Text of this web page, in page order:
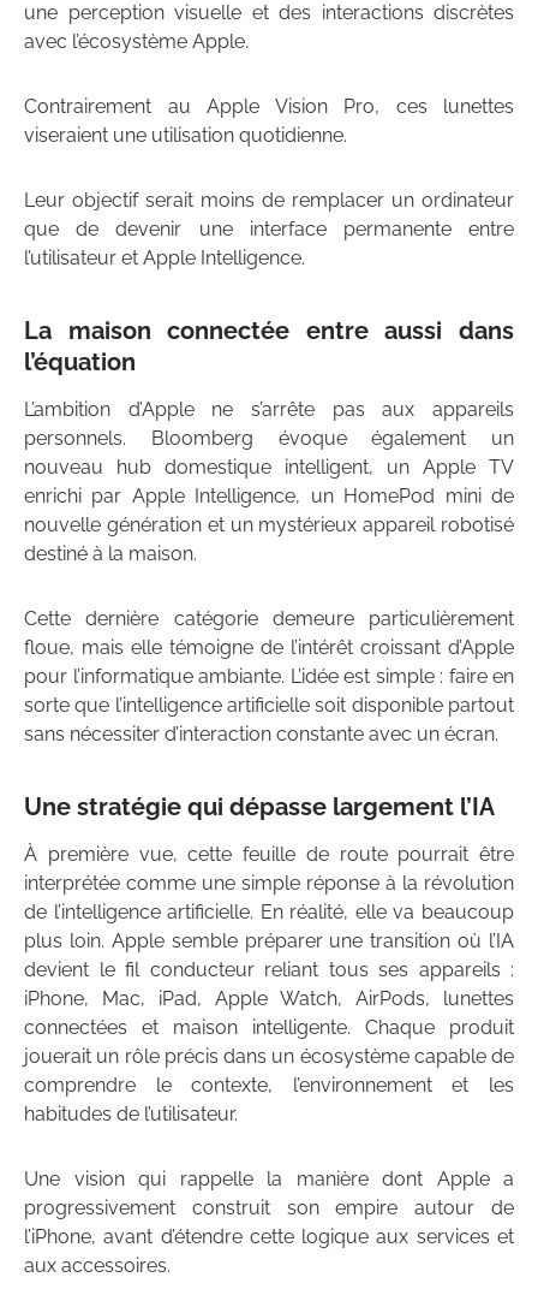
une perception visuelle et des interactions discrètes
avec l’écosystème Apple.
Contrairement au Apple Vision Pro, ces lunettes
viseraient une utilisation quotidienne.
Leur objectif serait moins de remplacer un ordinateur
que de devenir une interface permanente entre
l’utilisateur et Apple Intelligence.
La maison connectée entre aussi dans
l’équation
L’ambition d’Apple ne s’arrête pas aux appareils
personnels. Bloomberg évoque également un
nouveau hub domestique intelligent, un Apple TV
enrichi par Apple Intelligence, un HomePod mini de
nouvelle génération et un mystérieux appareil robotisé
destiné à la maison.
Cette dernière catégorie demeure particulièrement
floue, mais elle témoigne de l’intérêt croissant d’Apple
pour l’informatique ambiante. L’idée est simple : faire en
sorte que l’intelligence artificielle soit disponible partout
sans nécessiter d’interaction constante avec un écran.
Une stratégie qui dépasse largement l’IA
À première vue, cette feuille de route pourrait être
interprétée comme une simple réponse à la révolution
de l’intelligence artificielle. En réalité, elle va beaucoup
plus loin. Apple semble préparer une transition où l’IA
devient le fil conducteur reliant tous ses appareils :
iPhone, Mac, iPad, Apple Watch, AirPods, lunettes
connectées et maison intelligente. Chaque produit
jouerait un rôle précis dans un écosystème capable de
comprendre le contexte, l’environnement et les
habitudes de l’utilisateur.
Une vision qui rappelle la manière dont Apple a
progressivement construit son empire autour de
l’iPhone, avant d’étendre cette logique aux services et
aux accessoires.